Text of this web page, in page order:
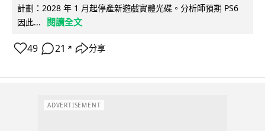
計劃：2028 年 1 月起停產新遊戲實體光碟。分析師預期 PS6
因此...
閱讀全文
49 21 ↗ 分享
ADVERTISEMENT